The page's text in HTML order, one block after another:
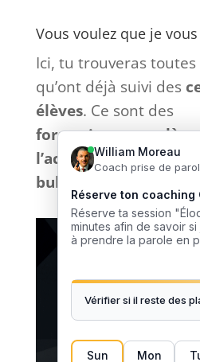
Vous voulez que je
Ici, tu trouveras toutes
qu’ont déjà suivi des
élèves. Ce sont des
formations
l’actionsans bla-bla
bullshit